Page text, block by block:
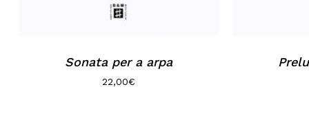
Sonata per a arpa
22,00€